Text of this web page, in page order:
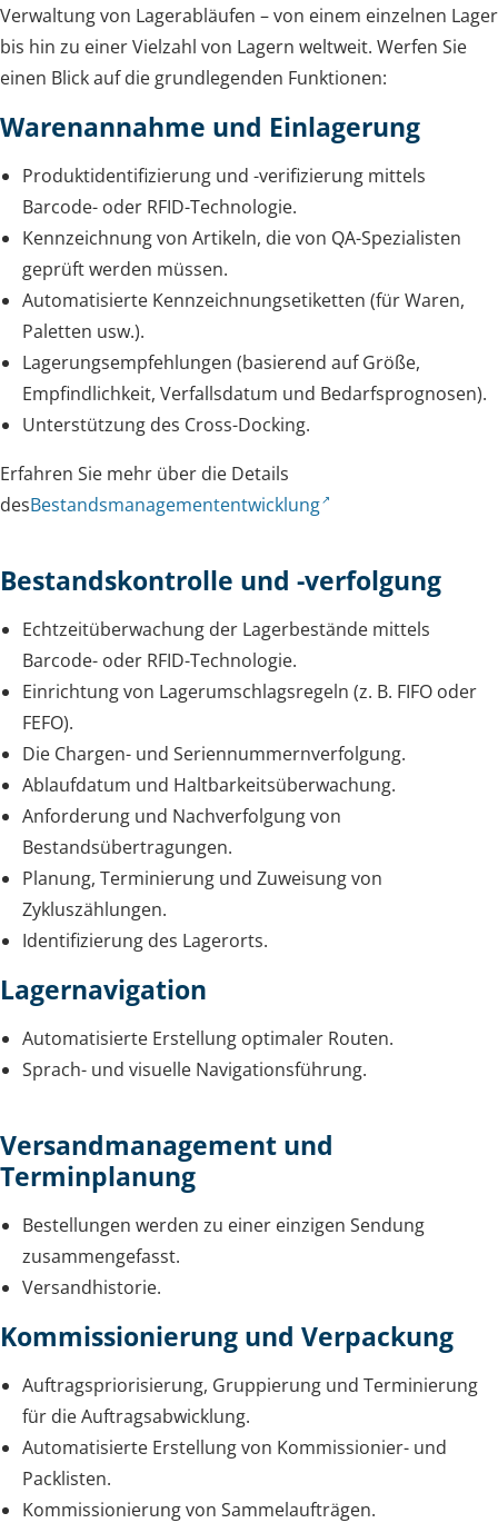
Verwaltung von Lagerabläufen – von einem einzelnen Lager
bis hin zu einer Vielzahl von Lagern weltweit. Werfen Sie
einen Blick auf die grundlegenden Funktionen:
Warenannahme und Einlagerung
Produktidentifizierung und -verifizierung mittels
Barcode- oder RFID-Technologie.
Kennzeichnung von Artikeln, die von QA-Spezialisten
geprüft werden müssen.
Automatisierte Kennzeichnungsetiketten (für Waren,
Paletten usw.).
Lagerungsempfehlungen (basierend auf Größe,
Empfindlichkeit, Verfallsdatum und Bedarfsprognosen).
Unterstützung des Cross-Docking.
Erfahren Sie mehr über die Details
desBestandsmanagemententwicklung
Bestandskontrolle und -verfolgung
Echtzeitüberwachung der Lagerbestände mittels
Barcode- oder RFID-Technologie.
Einrichtung von Lagerumschlagsregeln (z. B. FIFO oder
FEFO).
Die Chargen- und Seriennummernverfolgung.
Ablaufdatum und Haltbarkeitsüberwachung.
Anforderung und Nachverfolgung von
Bestandsübertragungen.
Planung, Terminierung und Zuweisung von
Zykluszählungen.
Identifizierung des Lagerorts.
Lagernavigation
Automatisierte Erstellung optimaler Routen.
Sprach- und visuelle Navigationsführung.
Versandmanagement und
Terminplanung
Bestellungen werden zu einer einzigen Sendung
zusammengefasst.
Versandhistorie.
Kommissionierung und Verpackung
Auftragspriorisierung, Gruppierung und Terminierung
für die Auftragsabwicklung.
Automatisierte Erstellung von Kommissionier- und
Packlisten.
Kommissionierung von Sammelaufträgen.